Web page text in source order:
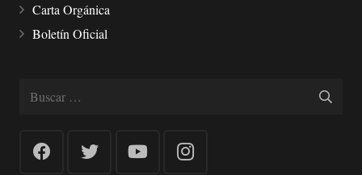
Carta Orgánica
Boletín Oficial
Buscar: